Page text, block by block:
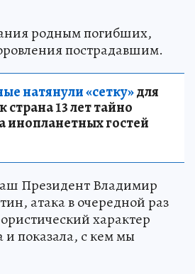
родным погибших,
пострадавшим.
натянули «сетку»для
13 лет тайно
инопланетных гостей
Президент Владимир
атака в очередной раз
характер
показала, с кем мы